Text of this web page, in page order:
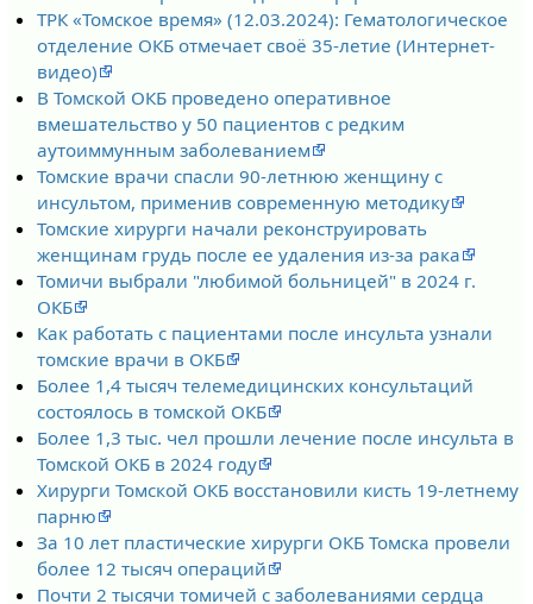
ТРК «Томское время» (12.03.2024): Гематологическое
отделение ОКБ отмечает своё 35-летие (Интернет-
видео)
В Томской ОКБ проведено оперативное
вмешательство у 50 пациентов с редким
аутоиммунным заболеванием
Томские врачи спасли 90-летнюю женщину с
инсультом, применив современную методику
Томские хирурги начали реконструировать
женщинам грудь после ее удаления из-за рака
Томичи выбрали "любимой больницей" в 2024 г.
ОКБ
Как работать с пациентами после инсульта узнали
томские врачи в ОКБ
Более 1,4 тысяч телемедицинских консультаций
состоялось в томской ОКБ
Более 1,3 тыс. чел прошли лечение после инсульта в
Томской ОКБ в 2024 году
Хирурги Томской ОКБ восстановили кисть 19-летнему
парню
За 10 лет пластические хирурги ОКБ Томска провели
более 12 тысяч операций
Почти 2 тысячи томичей с заболеваниями сердца